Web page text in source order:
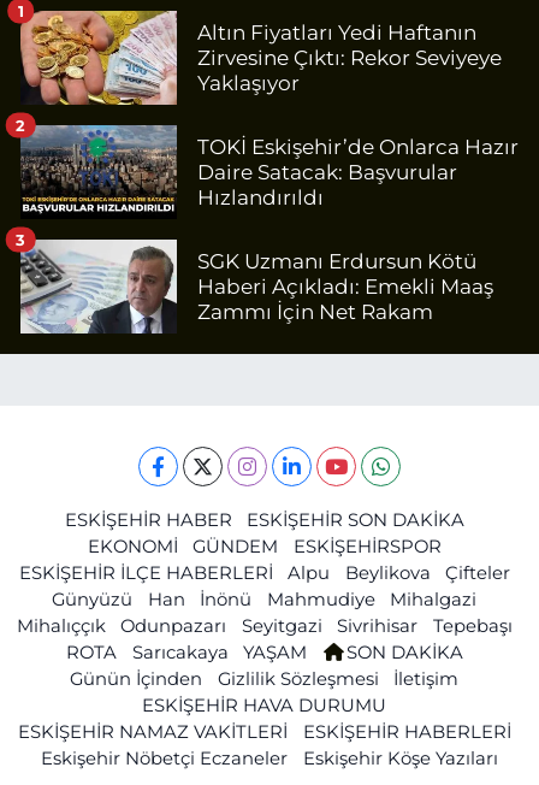
Altın Fiyatları Yedi Haftanın
Zirvesine Çıktı: Rekor Seviyeye
Yaklaşıyor
1
TOKİ Eskişehir’de Onlarca Hazır
Daire Satacak: Başvurular
Hızlandırıldı
2
SGK Uzmanı Erdursun Kötü
Haberi Açıkladı: Emekli Maaş
Zammı İçin Net Rakam
3
ESKİŞEHİR HABER
ESKİŞEHİR SON DAKİKA
EKONOMİ
GÜNDEM
ESKİŞEHİRSPOR
ESKİŞEHİR İLÇE HABERLERİ
Alpu Beylikova
Çifteler
Günyüzü
Han İnönü Mahmudiye
Mihalgazi
Mihalıççık
Odunpazarı Seyitgazi Sivrihisar
Tepebaşı
ROTA
Sarıcakaya YAŞAM
SON DAKİKA
Günün İçinden
Gizlilik Sözleşmesi
İletişim
ESKİŞEHİR HAVA DURUMU
ESKİŞEHİR NAMAZ VAKİTLERİ
ESKİŞEHİR HABERLERİ
Eskişehir Nöbetçi Eczaneler
Eskişehir Köşe Yazıları